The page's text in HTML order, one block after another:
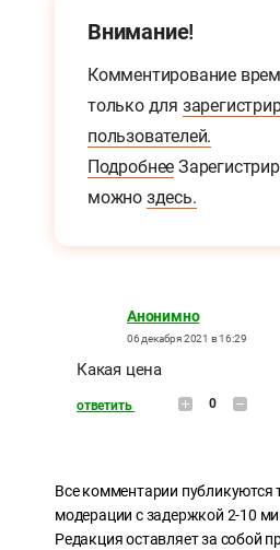
Внимание!
Комментирование
только для
пользователей.
Подробнее
можно здесь.
Анонимно
06 декабря 2021 в 16:29
Какая цена
ответить 0
Все комментарии публикуются
модерации с задержкой 2-10
Редакция оставляет за собой